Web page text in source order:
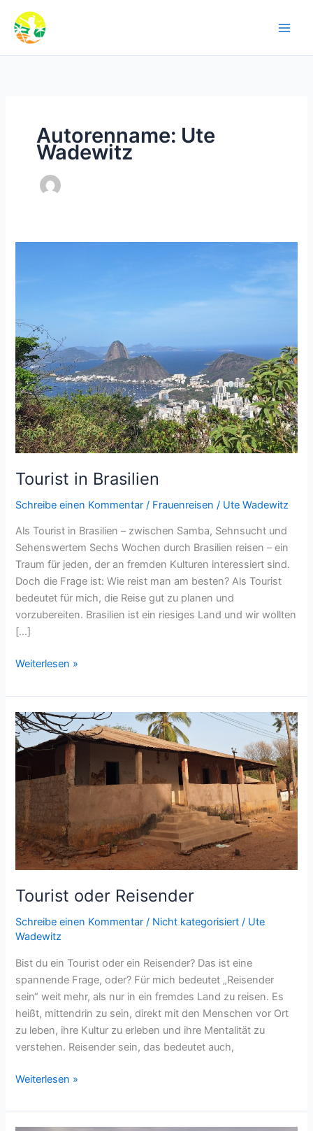
Inhalt
springen
Autorenname: Ute
Wadewitz
Tourist in Brasilien
Schreibe einen Kommentar / Frauenreisen / Ute Wadewitz
Als Tourist in Brasilien – zwischen Samba, Sehnsucht und
Sehenswertem Sechs Wochen durch Brasilien reisen – ein
Traum für jeden, der an fremden Kulturen interessiert sind.
Doch die Frage ist: Wie reist man am besten? Als Tourist
bedeutet für mich, die Reise gut zu planen und
vorzubereiten. Brasilien ist ein riesiges Land und wir wollten
[…]
Tourist
Brasilien
Weiterlesen »
Tourist oder Reisender
Schreibe einen Kommentar / Nicht kategorisiert / Ute
Wadewitz
Bist du ein Tourist oder ein Reisender? Das ist eine
spannende Frage, oder? Für mich bedeutet „Reisender
sein“ weit mehr, als nur in ein fremdes Land zu reisen. Es
heißt, mittendrin zu sein, direkt mit den Menschen vor Ort
zu leben, ihre Kultur zu erleben und ihre Mentalität zu
verstehen. Reisender sein, das bedeutet auch,
Tourist
Reisender
Weiterlesen »